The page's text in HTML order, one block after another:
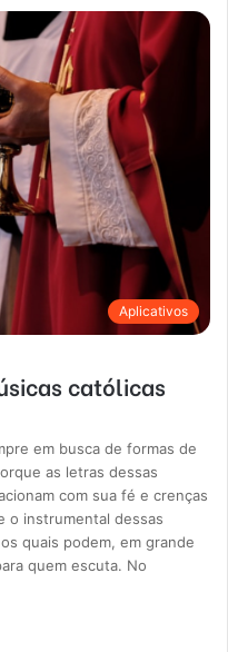
Aplicativos
católicas
em busca de formas de
as letras dessas
com sua fé e crenças
o instrumental dessas
quais podem, em grande
quem escuta. No